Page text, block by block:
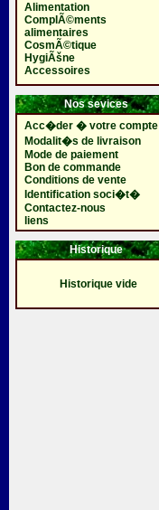
Alimentation
ComplÃ©ments
alimentaires
CosmÃ©tique
HygiÃšne
Accessoires
Nos sevices
Acc�der � votre compte
Modalit�s de livraison
Mode de paiement
Bon de commande
Conditions de vente
Identification soci�t�
Contactez-nous
liens
Historique
Historique vide